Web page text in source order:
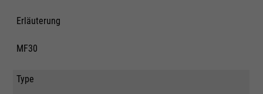
Erläuterung
MF30
Type